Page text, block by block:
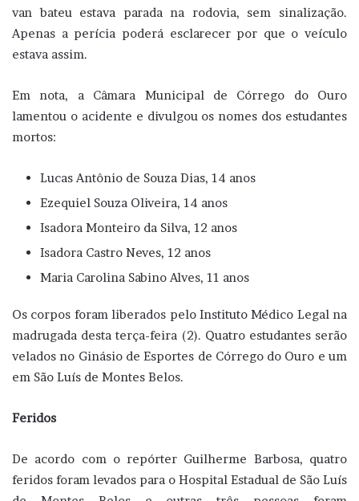
van bateu estava parada na rodovia, sem sinalização.
Apenas a perícia poderá esclarecer por que o veículo
estava assim.
Em nota, a Câmara Municipal de Córrego do Ouro
lamentou o acidente e divulgou os nomes dos estudantes
mortos:
Lucas Antônio de Souza Dias, 14 anos
Ezequiel Souza Oliveira, 14 anos
Isadora Monteiro da Silva, 12 anos
Isadora Castro Neves, 12 anos
Maria Carolina Sabino Alves, 11 anos
Os corpos foram liberados pelo Instituto Médico Legal na
madrugada desta terça-feira (2). Quatro estudantes serão
velados no Ginásio de Esportes de Córrego do Ouro e um
em São Luís de Montes Belos.
Feridos
De acordo com o repórter Guilherme Barbosa, quatro
feridos foram levados para o Hospital Estadual de São Luís